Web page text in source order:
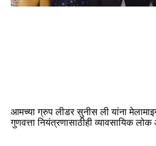
आमच्या ग्रुप लीडर सुनीस ली यांना
गुणवत्ता नियंत्रणासाठीही व्यावसायिक